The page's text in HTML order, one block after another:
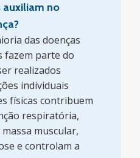
auxiliam no
das doenças
fazem parte do
realizados
individuais
físicas contribuem
respiratória,
muscular,
e controlam a